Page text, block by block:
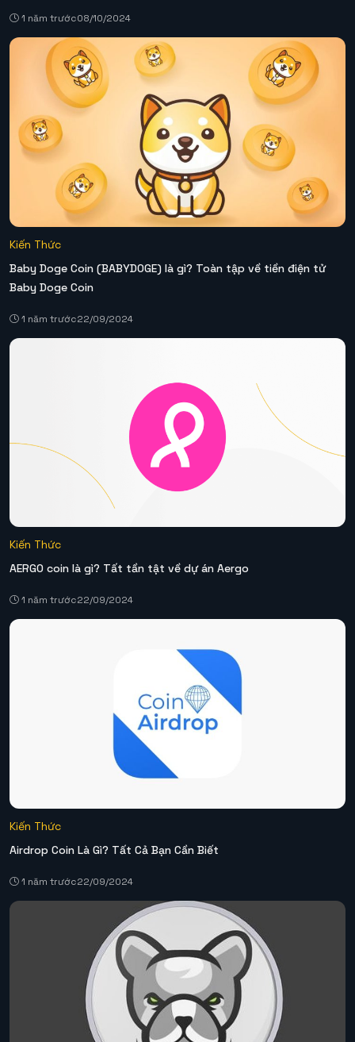
1 năm trước08/10/2024
Kiến Thức
Baby Doge Coin (BABYDOGE) là gì? Toàn tập về tiền điện tử
Baby Doge Coin
1 năm trước22/09/2024
Kiến Thức
AERGO coin là gì? Tất tần tật về dự án Aergo
1 năm trước22/09/2024
Kiến Thức
Airdrop Coin Là Gì? Tất Cả Bạn Cần Biết
1 năm trước22/09/2024